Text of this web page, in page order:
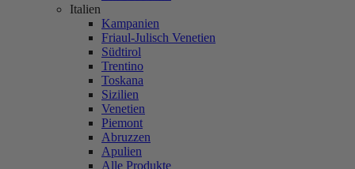
Italien
Kampanien
Friaul-Julisch Venetien
Südtirol
Trentino
Toskana
Sizilien
Venetien
Piemont
Abruzzen
Apulien
Alle Produkte